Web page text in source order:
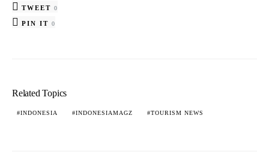
TWEET 0
PIN IT 0
Related Topics
INDONESIA INDONESIAMAGZ TOURISM NEWS